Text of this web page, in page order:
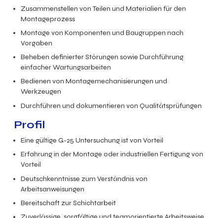
Zusammenstellen von Teilen und Materialien für den
Montageprozess
Montage von Komponenten und Baugruppen nach
Vorgaben
Beheben definierter Störungen sowie Durchführung
einfacher Wartungsarbeiten
Bedienen von Montagemechanisierungen und
Werkzeugen
Durchführen und dokumentieren von Qualitätsprüfungen
Profil
Eine gültige G-25 Untersuchung ist von Vorteil
Erfahrung in der Montage oder industriellen Fertigung von
Vorteil
Deutschkenntnisse zum Verständnis von
Arbeitsanweisungen
Bereitschaft zur Schichtarbeit